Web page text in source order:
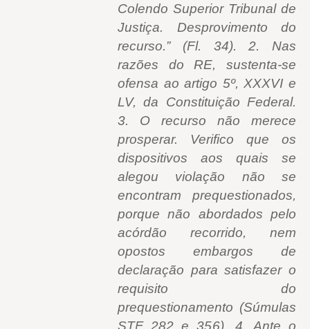
Colendo Superior Tribunal de
Justiça. Desprovimento do
recurso.” (Fl. 34). 2. Nas
razões do RE, sustenta-se
ofensa ao artigo 5º, XXXVI e
LV, da Constituição Federal.
3. O recurso não merece
prosperar. Verifico que os
dispositivos aos quais se
alegou violação não se
encontram prequestionados,
porque não abordados pelo
acórdão recorrido, nem
opostos embargos de
declaração para satisfazer o
requisito do
prequestionamento (Súmulas
STF 282 e 356). 4. Ante o